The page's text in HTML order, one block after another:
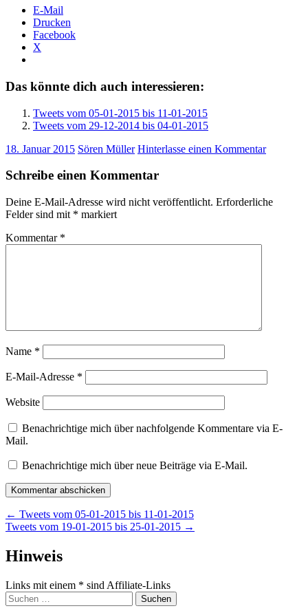
E-Mail
Drucken
Facebook
X
Das könnte dich auch interessieren:
Tweets vom 05-01-2015 bis 11-01-2015
Tweets vom 29-12-2014 bis 04-01-2015
18. Januar 2015 Sören Müller Hinterlasse einen Kommentar
Schreibe einen Kommentar
Deine E-Mail-Adresse wird nicht veröffentlicht. Erforderliche
Felder sind mit * markiert
Kommentar *
Name *
E-Mail-Adresse *
Website
Benachrichtige mich über nachfolgende Kommentare via E-
Mail.
Benachrichtige mich über neue Beiträge via E-Mail.
Beitragsnavigation
← Tweets vom 05-01-2015 bis 11-01-2015
Tweets vom 19-01-2015 bis 25-01-2015 →
Widgets
Hinweis
Links mit einem * sind Affiliate-Links
Suchen
nach: